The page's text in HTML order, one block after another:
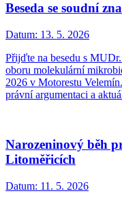
Beseda se soudní
Datum: 13. 5. 2026
Přijďte na besedu s
oboru molekulární
2026 v Motorestu
právní argumentaci a
Narozeninový běh
Litoměřicích
Datum: 11. 5. 2026